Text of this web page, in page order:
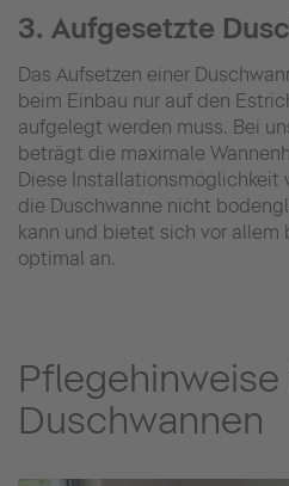
3. Aufgesetzte
Das Aufsetzen einer
beim Einbau nur auf den
aufgelegt werden muss. Bei
beträgt die maximale
Diese Installationsmöglichkeit
die Duschwanne nicht
kann und bietet sich vor allem
optimal an.
Duschwannen